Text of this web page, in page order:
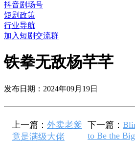
抖音剧场号
短剧政策
行业导航
加入短剧交流群
铁拳无敌杨芊芊
发布日期：2024年09月19日
上一篇： 外卖老爹
竟是满级大佬
下一篇：
to Be the